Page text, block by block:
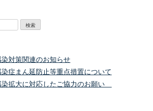
対策関連のお知らせ
症まん延防止等重点措置について
拡大に対応したご協力のお願い